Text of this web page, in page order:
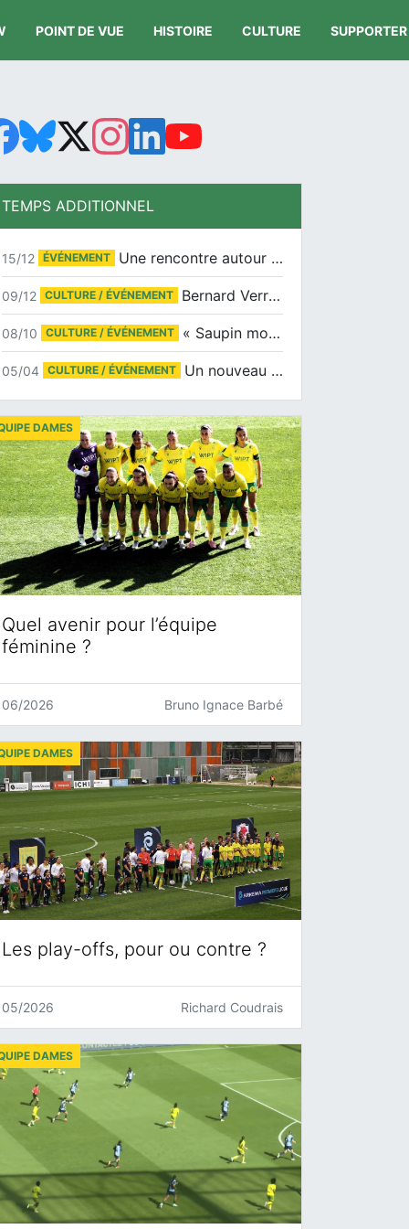
POINT DE VUE HISTOIRE CULTURE SUPPORTER
TEMPS ADDITIONNEL
15/12 ÉVÉNEMENT Une rencontre autour de Jean-Claude Suaudeau
09/12 CULTURE / ÉVÉNEMENT Bernard Verret en dédicaces le samedi 13 décembre à l’Espace Culturel Atlantis
08/10 CULTURE / ÉVÉNEMENT « Saupin mon amour » au salon du livre de Trentemoult
05/04 CULTURE / ÉVÉNEMENT Un nouveau tirage pour le Docu-BD
Quel avenir pour l’équipe
féminine ?
DAMES
06/2026 Bruno Ignace Barbé
Les play-offs, pour ou contre ?
DAMES
05/2026 Richard Coudrais
DAMES